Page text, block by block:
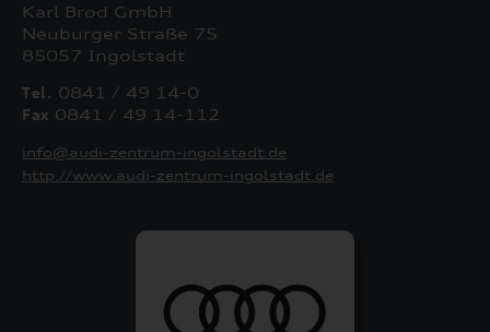
Karl Brod GmbH
Neuburger Straße 75
85057 Ingolstadt
Tel. 0841 / 49 14-0
Fax 0841 / 49 14-112
info@audi-zentrum-ingolstadt.de
http://www.audi-zentrum-ingolstadt.de